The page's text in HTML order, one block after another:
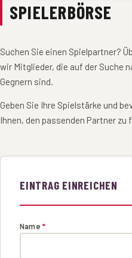
SPIELERBÖRSE
Suchen Sie einen Spielpartner?
wir Mitglieder, die auf der Suche
Gegnern sind.
Geben Sie Ihre Spielstärke und
Ihnen, den passenden Partner zu
EINTRAG EINREICHEN
Name*